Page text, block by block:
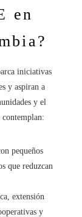
en
iniciativas
y aspiran a
y el
contemplan:
pequeños
que reduzcan
extensión
y